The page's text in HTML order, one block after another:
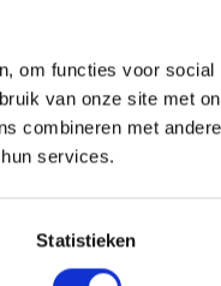
om functies voor social
van onze site met
combineren met
services.
Statistieken